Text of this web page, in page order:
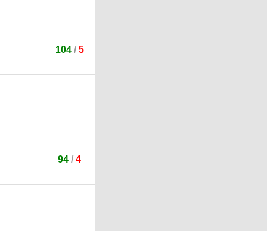
104/ 5
94 / 4